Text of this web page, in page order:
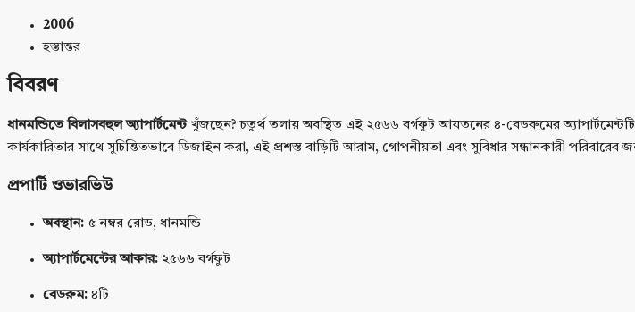
2006
হস্তান্তর
বিবরণ
ধানমন্ডিতে বিলাসবহুল অ্যাপার্টমেন্ট খুঁজছেন? চতুর্থ তলায় অবস্থিত এই ২৫৬৬ বর্গফুট আয়তনের ৪-বেডরুমের অ্যাপার্টমেন্টটি
কার্যকারিতার সাথে সুচিন্তিতভাবে ডিজাইন করা, এই প্রশস্ত বাড়িটি আরাম, গোপনীয়তা এবং সুবিধার সন্ধানকারী পরিবারের
প্রপার্টি ওভারভিউ
অবস্থান: ৫ নম্বর রোড, ধানমন্ডি
অ্যাপার্টমেন্টের আকার: ২৫৬৬ বর্গফুট
বেডরুম: ৪টি